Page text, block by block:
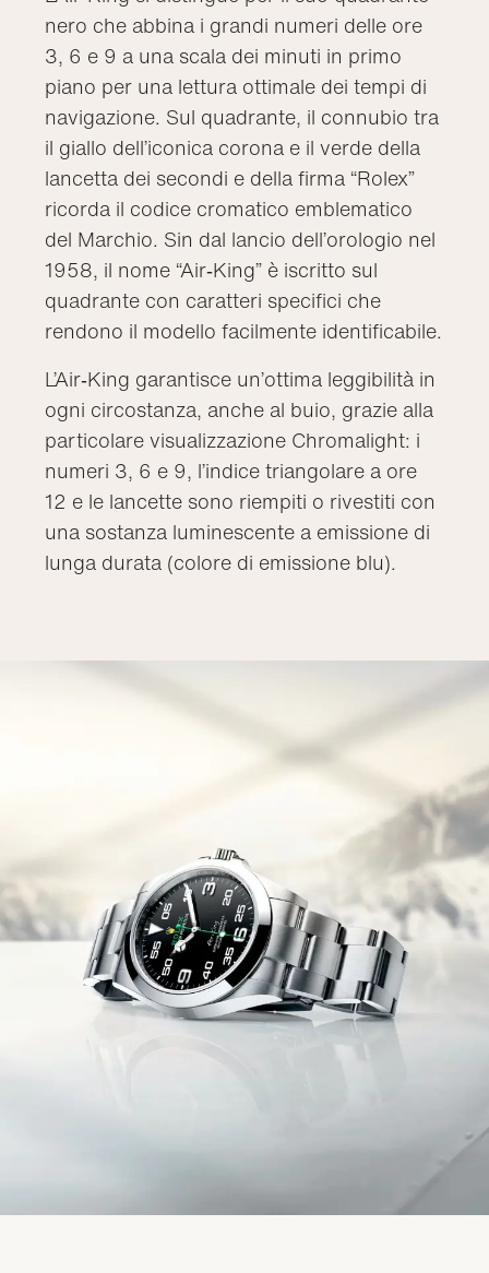
nero che abbina i grandi numeri delle ore
3, 6 e 9 a una scala dei minuti in primo
piano per una lettura ottimale dei tempi di
navigazione. Sul quadrante, il connubio tra
il giallo dell’iconica corona e il verde della
lancetta dei secondi e della firma “Rolex”
ricorda il codice cromatico emblematico
del Marchio. Sin dal lancio dell’orologio nel
1958, il nome “Air‑King” è iscritto sul
quadrante con caratteri specifici che
rendono il modello facilmente identificabile.
L’Air‑King garantisce un’ottima leggibilità in
ogni circostanza, anche al buio, grazie alla
particolare visualizzazione Chromalight: i
numeri 3, 6 e 9, l’indice triangolare a ore
12 e le lancette sono riempiti o rivestiti con
una sostanza luminescente a emissione di
lunga durata (colore di emissione blu).